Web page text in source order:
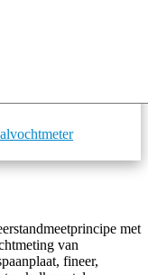
met
van
fineer,